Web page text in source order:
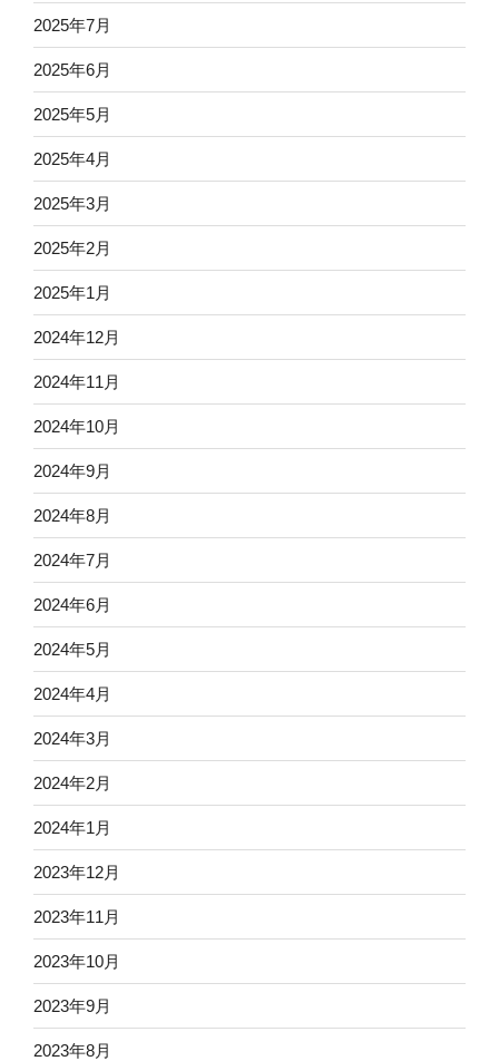
2025年7月
2025年6月
2025年5月
2025年4月
2025年3月
2025年2月
2025年1月
2024年12月
2024年11月
2024年10月
2024年9月
2024年8月
2024年7月
2024年6月
2024年5月
2024年4月
2024年3月
2024年2月
2024年1月
2023年12月
2023年11月
2023年10月
2023年9月
2023年8月